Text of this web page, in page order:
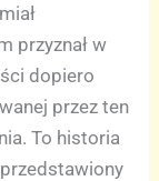
przyznał w
dopiero
przez ten
To historia